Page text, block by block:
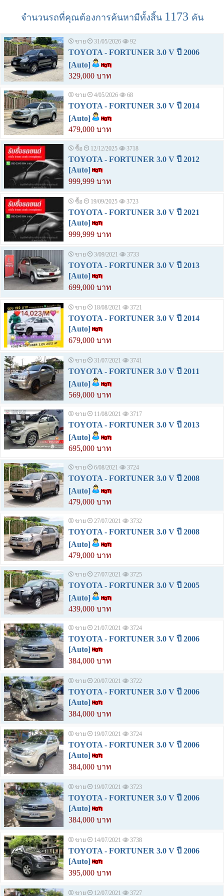
จำนวนรถที่คุณต้องการค้นหามีทั้งสิ้น 1173 คัน
ขาย 31/05/2026 92
TOYOTA - FORTUNER 3.0 V ปี 2006
[Auto]
329,000 บาท
ขาย 4/05/2026 68
TOYOTA - FORTUNER 3.0 V ปี 2014
[Auto]
479,000 บาท
ซื้อ 12/12/2025 3718
TOYOTA - FORTUNER 3.0 V ปี 2012
[Auto]
999,999 บาท
ซื้อ 19/09/2025 3723
TOYOTA - FORTUNER 3.0 V ปี 2021
[Auto]
999,999 บาท
ขาย 3/09/2021 3733
TOYOTA - FORTUNER 3.0 V ปี 2013
[Auto]
699,000 บาท
ขาย 18/08/2021 3721
TOYOTA - FORTUNER 3.0 V ปี 2014
[Auto]
679,000 บาท
ขาย 31/07/2021 3741
TOYOTA - FORTUNER 3.0 V ปี 2011
[Auto]
569,000 บาท
ขาย 11/08/2021 3717
TOYOTA - FORTUNER 3.0 V ปี 2013
[Auto]
695,000 บาท
ขาย 6/08/2021 3724
TOYOTA - FORTUNER 3.0 V ปี 2008
[Auto]
479,000 บาท
ขาย 27/07/2021 3732
TOYOTA - FORTUNER 3.0 V ปี 2008
[Auto]
479,000 บาท
ขาย 27/07/2021 3725
TOYOTA - FORTUNER 3.0 V ปี 2005
[Auto]
439,000 บาท
ขาย 21/07/2021 3724
TOYOTA - FORTUNER 3.0 V ปี 2006
[Auto]
384,000 บาท
ขาย 20/07/2021 3722
TOYOTA - FORTUNER 3.0 V ปี 2006
[Auto]
384,000 บาท
ขาย 19/07/2021 3724
TOYOTA - FORTUNER 3.0 V ปี 2006
[Auto]
384,000 บาท
ขาย 19/07/2021 3723
TOYOTA - FORTUNER 3.0 V ปี 2006
[Auto]
384,000 บาท
ขาย 14/07/2021 3738
TOYOTA - FORTUNER 3.0 V ปี 2006
[Auto]
395,000 บาท
ขาย 12/07/2021 3727